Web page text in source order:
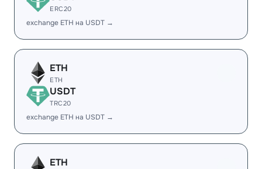
ERC20
exchange ETH на USDT →
ETH
ETH
USDT
TRC20
exchange ETH на USDT →
ETH